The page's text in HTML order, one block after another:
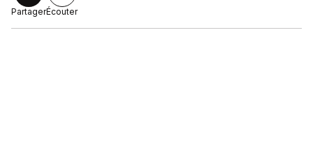
PartagerÉcouter